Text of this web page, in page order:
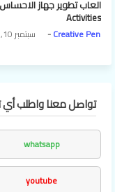
Activities
Creative Pen سبتمبر 10, 2023
تواصل معنا واطلب أي
whatsapp
youtube